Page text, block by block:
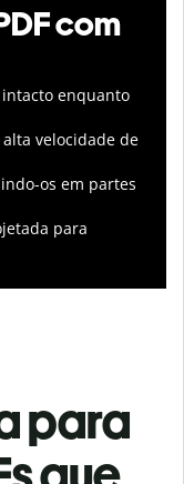
com
enquanto
velocidade de
os em partes
para
para